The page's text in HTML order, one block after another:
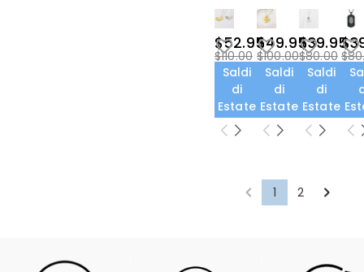
$52.95
$110.00
Saldi
di
Estate
$49.95
$100.00
Saldi
di
Estate
$39.95
$80.00
Saldi
di
Estate
1 2